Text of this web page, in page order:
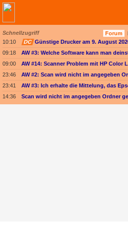
Schnellzugriff Forum
10:10
DC Günstige Drucker am 9. August
09:18
09:00
23:46
23:41
14:36